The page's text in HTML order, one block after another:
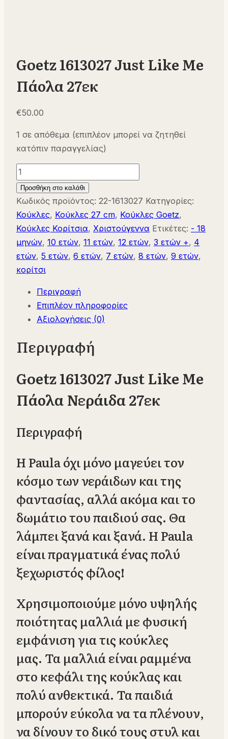
Goetz 1613027 Just Like Me
Πάολα 27εκ
€50.00
1 σε απόθεμα (επιπλέον μπορεί να ζητηθεί
κατόπιν παραγγελίας)
Goetz
1613027
Just
Like
Me
Πάολα
27εκ
ποσότητα
Προσθήκη στο καλάθι
Κωδικός προϊόντος: 22-1613027 Κατηγορίες:
Κούκλες, Κούκλες 27 cm, Κούκλες Goetz,
Κούκλες Κορίτσια, Χριστούγεννα Ετικέτες: - 18
μηνών, 10 ετών, 11 ετών, 12 ετών, 3 ετών +, 4
ετών, 5 ετών, 6 ετών, 7 ετών, 8 ετών, 9 ετών,
κορίτσι
Περιγραφή
Επιπλέον πληροφορίες
Αξιολογήσεις (0)
Περιγραφή
Goetz 1613027 Just Like Me
Πάολα Νεράιδα 27εκ
Περιγραφή
Η Paula όχι μόνο μαγεύει τον
κόσμο των νεράιδων και της
φαντασίας, αλλά ακόμα και το
δωμάτιο του παιδιού σας. Θα
λάμπει ξανά και ξανά. Η Paula
είναι πραγματικά ένας πολύ
ξεχωριστός φίλος!
Χρησιμοποιούμε μόνο υψηλής
ποιότητας μαλλιά με φυσική
εμφάνιση για τις κούκλες
μας. Τα μαλλιά είναι ραμμένα
στο κεφάλι της κούκλας και
πολύ ανθεκτικά. Τα παιδιά
μπορούν εύκολα να τα πλένουν,
να δίνουν το δικό τους στυλ και